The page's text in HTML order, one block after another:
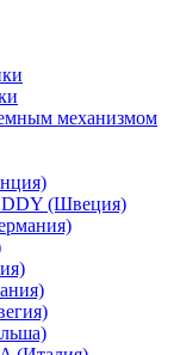
механизмом
(Швеция)